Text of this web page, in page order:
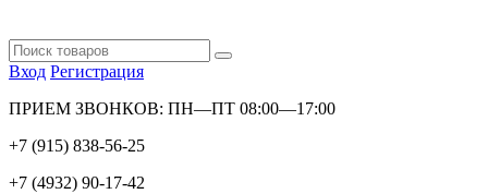
Вход Регистрация
ПРИЕМ ЗВОНКОВ: ПН—ПТ 08:00—17:00
+7 (915) 838-56-25
+7 (4932) 90-17-42